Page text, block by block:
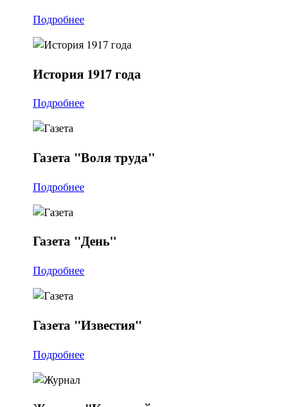
Подробнее
История 1917 года
Подробнее
Газета "Воля труда"
Подробнее
Газета "День"
Подробнее
Газета "Известия"
Подробнее